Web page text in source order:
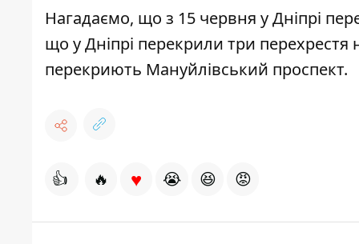
Нагадаємо, що з 15 червня у Дніпрі
що у Дніпрі перекрили три перехрестя
перекриють Мануйлівський проспект.
👍 🔥 ♥ 😭 😆 😡